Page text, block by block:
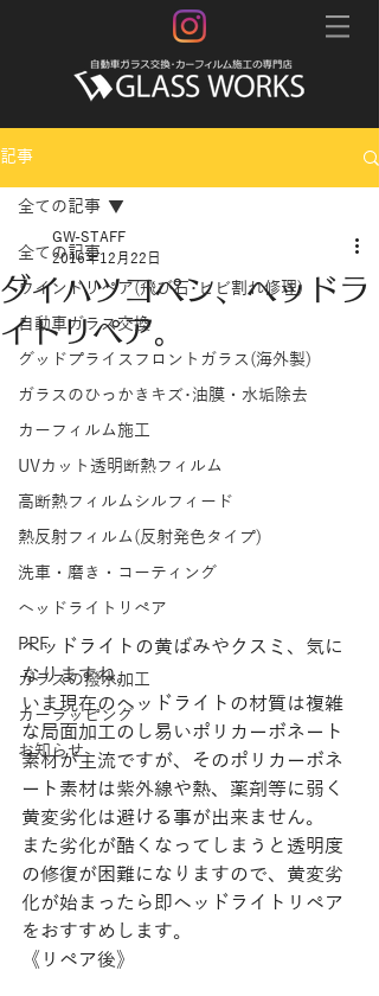
記事
全ての記事
ウインドリペア(飛び石･ヒビ割れ修理)
自動車ガラス交換
グッドプライスフロントガラス(海外製)
ガラスのひっかきキズ･油膜・水垢除去
カーフィルム施工
UVカット透明断熱フィルム
高断熱フィルムシルフィード
熱反射フィルム(反射発色タイプ)
洗車・磨き・コーティング
ヘッドライトリペア
PPF
ガラスの撥水加工
カーラッピング
お知らせ
全ての記事
ダイハツコペン、ヘッドラ
イトリペア。
GW-STAFF
2016年12月22日
ヘッドライトの黄ばみやクスミ、気に
なりますね。
いま現在のヘッドライトの材質は複雑
な局面加工のし易いポリカーボネート
素材が主流ですが、そのポリカーボネ
ート素材は紫外線や熱、薬剤等に弱く
黄変劣化は避ける事が出来ません。
また劣化が酷くなってしまうと透明度
の修復が困難になりますので、黄変劣
化が始まったら即ヘッドライトリペア
をおすすめします。
《リペア後》